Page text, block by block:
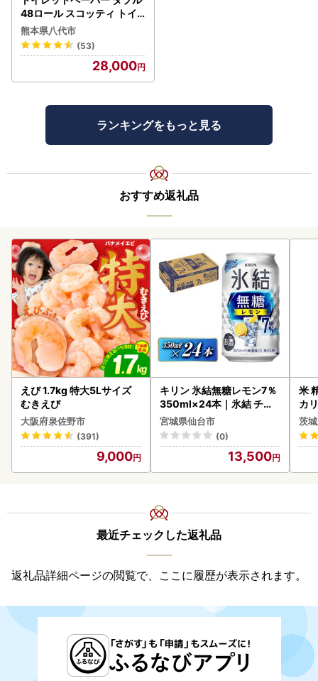
48ロール スコッティ トイ
レット
熊本県八代市
(53)
28,000
ランキングをもっと見る
おすすめ返礼品
えび 1.7kg 特大5Lサイズ
むきえび
大阪府泉佐野市
(391)
9,000
キリン 氷結無糖レモン7％
350ml×24本｜氷結 チュ
ーハイ 仙台市
宮城県仙台市
(0)
13,500
米
カ
茨
最近チェックした返礼品
返礼品詳細ページの閲覧で、ここに履歴が表示されます。